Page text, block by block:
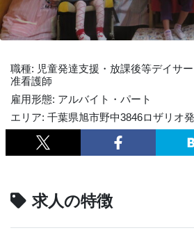
職種: 児童発達支援・放課後等デイサ
准看護師
雇用形態: アルバイト・パート
エリア: 千葉県旭市野中3846ロザリオ
求人の特徴